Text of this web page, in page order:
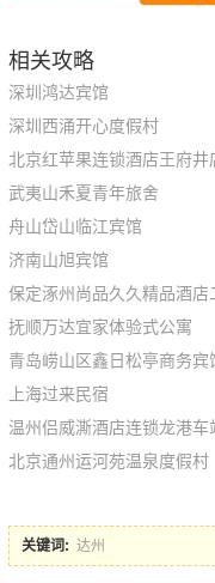
相关攻略
深圳鸿达宾馆
深圳西涌开心度假村
北京红苹果连锁酒店王府井
武夷山禾夏青年旅舍
舟山岱山临江宾馆
济南山旭宾馆
保定涿州尚品久久精品酒店
抚顺万达宜家体验式公寓
青岛崂山区鑫日松亭商务宾
上海过来民宿
温州侣威澌酒店连锁龙港车
北京通州运河苑温泉度假村
关键词: 达州